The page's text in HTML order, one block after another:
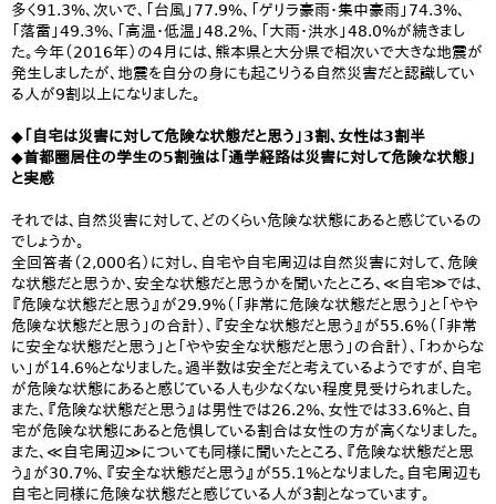
多く91.3%、次いで、「台風」77.9%、「ゲリラ豪雨・集中豪雨」74.3%、
「落雷」49.3%、「高温・低温」48.2%、「大雨・洪水」48.0%が続きまし
た。今年（2016年）の4月には、熊本県と大分県で相次いで大きな地震が
発生しましたが、地震を自分の身にも起こりうる自然災害だと認識してい
る人が9割以上になりました。
◆「自宅は災害に対して危険な状態だと思う」3割、女性は3割半
◆首都圏居住の学生の5割強は「通学経路は災害に対して危険な状態」
と実感
それでは、自然災害に対して、どのくらい危険な状態にあると感じているの
でしょうか。
全回答者（2,000名）に対し、自宅や自宅周辺は自然災害に対して、危険
な状態だと思うか、安全な状態だと思うかを聞いたところ、≪自宅≫では、
『危険な状態だと思う』が29.9%（「非常に危険な状態だと思う」と「やや
危険な状態だと思う」の合計）、『安全な状態だと思う』が55.6%（「非常
に安全な状態だと思う」と「やや安全な状態だと思う」の合計）、「わからな
い」が14.6%となりました。過半数は安全だと考えているようですが、自宅
が危険な状態にあると感じている人も少なくない程度見受けられました。
また、『危険な状態だと思う』は男性では26.2%、女性では33.6%と、自
宅が危険な状態にあると危惧している割合は女性の方が高くなりました。
また、≪自宅周辺≫についても同様に聞いたところ、『危険な状態だと思
う』が30.7%、『安全な状態だと思う』が55.1%となりました。自宅周辺も
自宅と同様に危険な状態だと感じている人が3割となっています。